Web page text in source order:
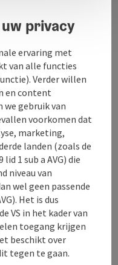
privacy
ervaring met
van alle functies
Verder willen
en content
we gebruik van
voorkomen dat
marketing,
landen (zoals de
1 sub a AVG) die
niveau van
wel geen passende
Het is dus
VS in het kader van
toegang krijgen
beschikt over
tegen te gaan.